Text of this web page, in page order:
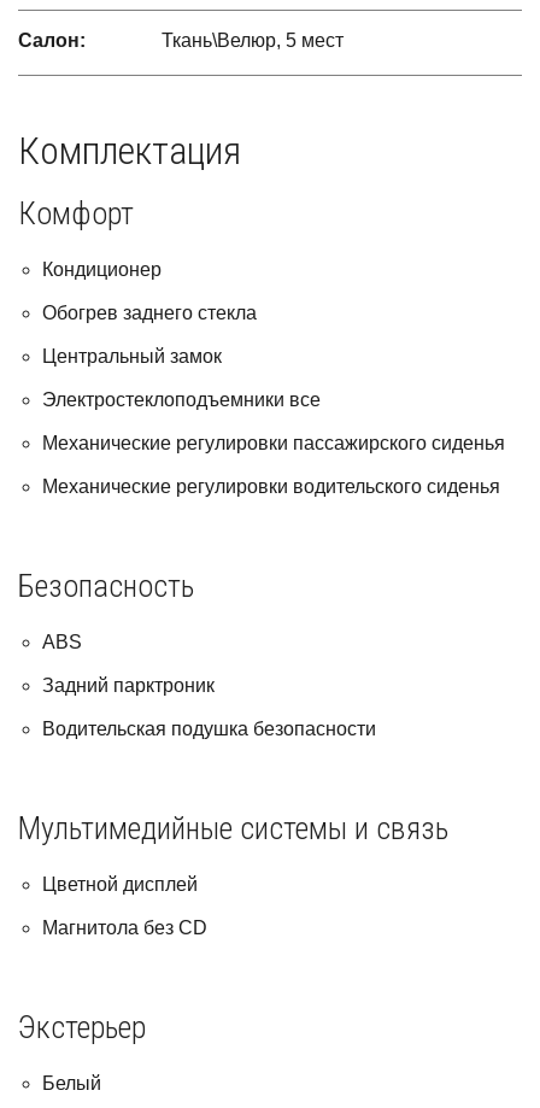
Салон: Ткань\Велюр, 5 мест
Комплектация
Комфорт
Кондиционер
Обогрев заднего стекла
Центральный замок
Электростеклоподъемники все
Механические регулировки пассажирского сиденья
Механические регулировки водительского сиденья
Безопасность
ABS
Задний парктроник
Водительская подушка безопасности
Мультимедийные системы и связь
Цветной дисплей
Магнитола без CD
Экстерьер
Белый